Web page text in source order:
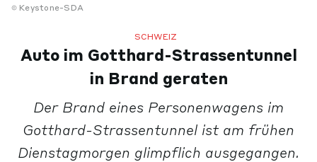
Keystone-SDA
SCHWEIZ
Auto im Gotthard-Strassentunnel
in Brand geraten
Der Brand eines Personenwagens im
Gotthard-Strassentunnel ist am frühen
Dienstagmorgen glimpflich ausgegangen.